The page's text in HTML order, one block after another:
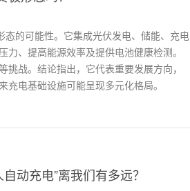
态的可能性。它集成光伏发电、储能、充电
、提高能源效率及提供电池健康检测。
战。结论指出，它代表重要发展方向，
电基础设施可能呈现多元化格局。
动充电”离我们有多远？